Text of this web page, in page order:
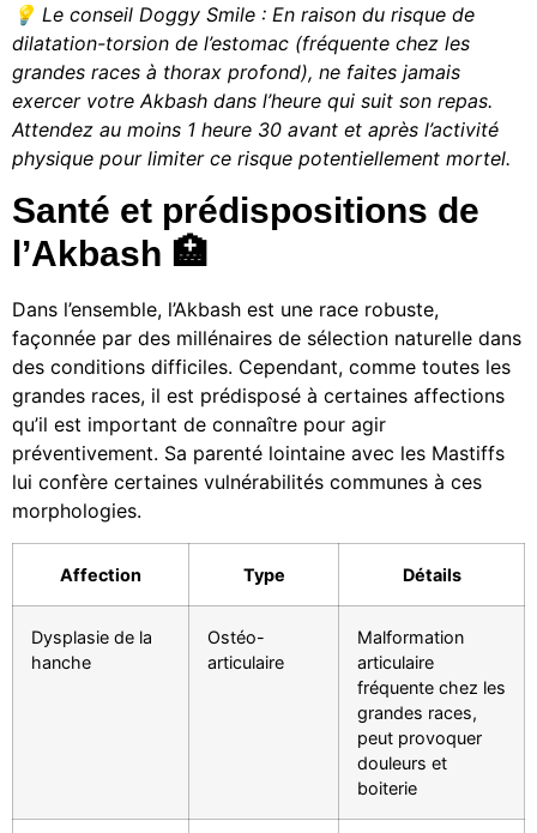
💡 Le conseil Doggy Smile : En raison du risque de
dilatation-torsion de l’estomac (fréquente chez les
grandes races à thorax profond), ne faites jamais
exercer votre Akbash dans l’heure qui suit son repas.
Attendez au moins 1 heure 30 avant et après l’activité
physique pour limiter ce risque potentiellement mortel.
Santé et prédispositions de
l’Akbash 🏥
Dans l’ensemble, l’Akbash est une race robuste,
façonnée par des millénaires de sélection naturelle dans
des conditions difficiles. Cependant, comme toutes les
grandes races, il est prédisposé à certaines affections
qu’il est important de connaître pour agir
préventivement. Sa parenté lointaine avec les Mastiffs
lui confère certaines vulnérabilités communes à ces
morphologies.
Affection Type Détails
Dysplasie de la
hanche
Ostéo-
articulaire
Malformation
articulaire
fréquente chez les
grandes races,
peut provoquer
douleurs et
boiterie